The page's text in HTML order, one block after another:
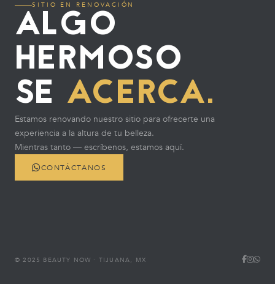
SITIO EN RENOVACIÓN
ALGO
HERMOSO
SE ACERCA.
Estamos renovando nuestro sitio para ofrecerte una
experiencia a la altura de tu belleza.
Mientras tanto — escríbenos, estamos aquí.
CONTÁCTANOS
© 2025 BEAUTY NOW · TIJUANA, MX